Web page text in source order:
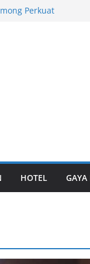
Perkuat
Awards
Logistik
Riset
2026,
Umum
HOTEL